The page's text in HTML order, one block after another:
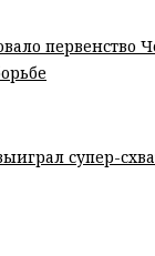
первенство
супер-